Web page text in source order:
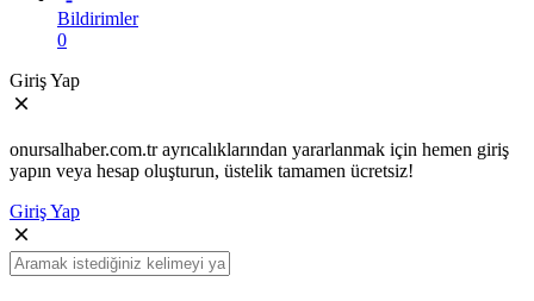
Bildirimler
0
Giriş Yap
onursalhaber.com.tr ayrıcalıklarından yararlanmak için hemen giriş
yapın veya hesap oluşturun, üstelik tamamen ücretsiz!
Giriş Yap